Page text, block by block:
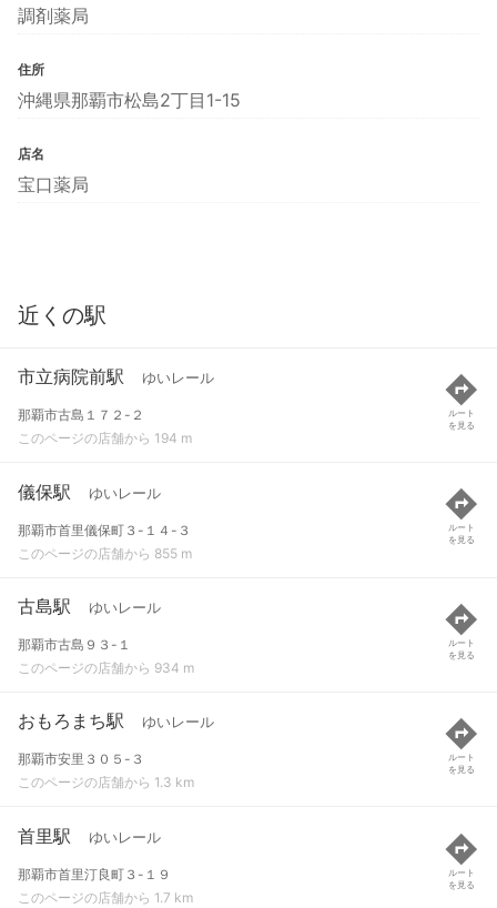
調剤薬局
住所
沖縄県那覇市松島2丁目1-15
店名
宝口薬局
近くの駅
市立病院前駅 ゆいレール
那覇市古島１７２-２
このページの店舗から 194 m
ルート
を見る
儀保駅 ゆいレール
那覇市首里儀保町３-１４-３
このページの店舗から 855 m
ルート
を見る
古島駅 ゆいレール
那覇市古島９３-１
このページの店舗から 934 m
ルート
を見る
おもろまち駅 ゆいレール
那覇市安里３０５-３
このページの店舗から 1.3 km
ルート
を見る
首里駅 ゆいレール
那覇市首里汀良町３-１９
このページの店舗から 1.7 km
ルート
を見る